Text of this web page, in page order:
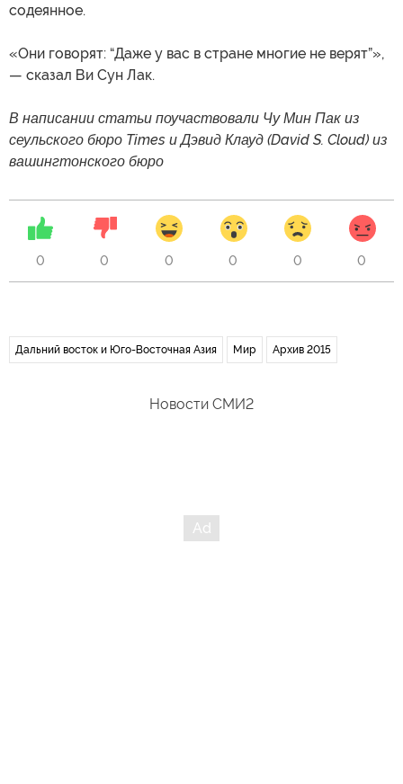
содеянное.
«Они говорят: “Даже у вас в стране многие не верят”»,
— сказал Ви Сун Лак.
В написании статьи поучаствовали Чу Мин Пак из
сеульского бюро Times и Дэвид Клауд (David S. Cloud) из
вашингтонского бюро
0 0 0 0 0 0
Дальний восток и Юго-Восточная Азия Мир Архив 2015
Новости СМИ2